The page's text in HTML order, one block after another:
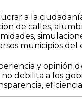
a la
de calles,
municipios del
y opinión
debilita a los